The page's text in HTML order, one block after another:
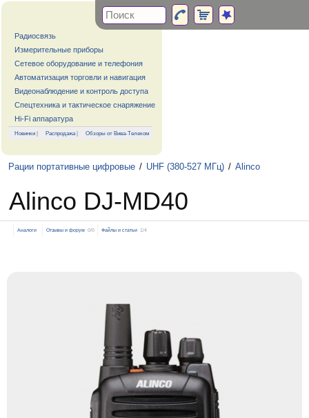
Радиосвязь
Измерительные приборы
Сетевое оборудование и телефония
Автоматизация торговли и навигация
Видеонаблюдение и контроль доступа
Спецтехника и тактическое снаряжение
Hi-Fi аппаратура
Новинки | Распродажа| Обзоры от Вива-Телеком
Рации портативные цифровые / UHF (380-527 МГц) / Alinco
Alinco DJ-MD40
Аналоги Отзывы и форум 0/0 Файлы и статьи 1/4